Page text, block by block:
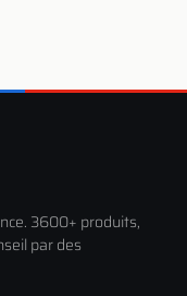
3600+ produits,
par des